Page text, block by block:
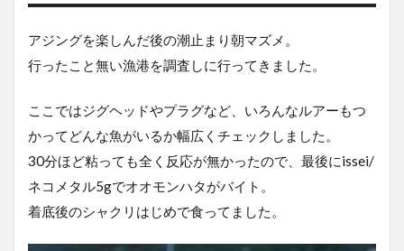
備
アジングを楽しんだ後の潮止まり朝マズメ。
行ったこと無い漁港を調査しに行ってきました。
ここではジグヘッドやプラグなど、いろんなルアーもつ
かってどんな魚がいるか幅広くチェックしました。
30分ほど粘っても全く反応が無かったので、最後にissei/
ネコメタル5gでオオモンハタがバイト。
着底後のシャクリはじめで食ってました。